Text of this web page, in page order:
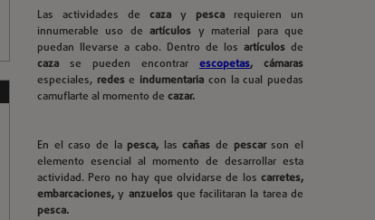
Las actividades de caza y pesca requieren un
innumerable uso deartículos y material para que
puedan llevarse a cabo. Dentro de los artículos de
caza se pueden encontrar escopetas, cámaras
especiales, redese indumentaria con la cual puedas
camuflarte al momento de cazar.
En el caso de la pesca, lascañas de pescarson el
elemento esencial al momento de desarrollar esta
actividad. Pero no hay que olvidarse de los carretes,
embarcaciones, y anzuelosque facilitaran la tarea de
pesca.